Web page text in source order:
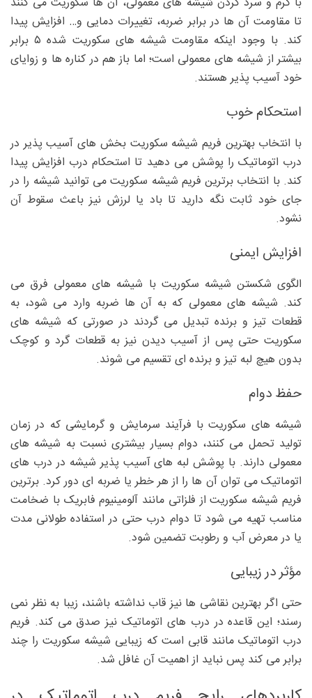
تا مقاومت آن ها در برابر ضربه، تغییرات دمایی و… افزایش پیدا
کند. با وجود اینکه مقاومت شیشه های سکوریت شده ۵ برابر
بیشتر از شیشه های معمولی است؛ اما باز هم در کناره ها و زوایای
خود آسیب پذیر هستند.
استحکام خوب
با انتخاب بهترین فریم شیشه سکوریت بخش های آسیب پذیر در
درب اتوماتیک را پوشش می دهید تا استحکام درب افزایش پیدا
کند. با انتخاب برترین فریم شیشه سکوریت می توانید شیشه را در
جای خود ثابت نگه دارید تا باد یا لرزش نیز باعث سقوط آن
نشود.
افزایش ایمنی
الگوی شکستن شیشه سکوریت با شیشه های معمولی فرق می
کند. شیشه های معمولی که به آن ها ضربه وارد می شود، به
قطعات تیز و برنده تبدیل می گردند در صورتی که شیشه های
سکوریت حتی پس از آسیب دیدن نیز به قطعات گرد و کوچک
بدون هیچ لبه تیز و برنده ای تقسیم می شوند.
حفظ دوام
شیشه های سکوریت با فرآیند سرمایش و گرمایشی که در زمان
تولید تحمل می کنند، دوام بسیار بیشتری نسبت به شیشه های
معمولی دارند. با پوشش لبه های آسیب پذیر شیشه در درب های
اتوماتیک می توان آن ها را از هر خطر یا ضربه ای دور کرد. برترین
فریم شیشه سکوریت از فلزاتی مانند آلومینیوم فابریک با ضخامت
مناسب تهیه می شود تا دوام درب حتی در استفاده طولانی مدت
یا در معرض آب و رطوبت تضمین شود.
مؤثر در زیبایی
حتی اگر بهترین نقاشی ها نیز قاب نداشته باشند، زیبا به نظر نمی
رسند؛ این قاعده در درب های اتوماتیک نیز صدق می کند. فریم
درب اتوماتیک مانند قابی است که زیبایی شیشه سکوریت را چند
برابر می کند پس نباید از اهمیت آن غافل شد.